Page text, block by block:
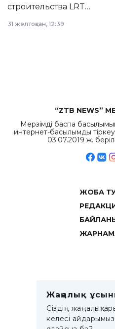
строительства LRT
республиканского
31 желтоқсан, 12:39
“ZTB NEWS”
Мерзімді баспа
интернет-басылымды тіркеу,
03.07.2019 ж.
ЖОБА
Жаңалық
Сіздің
келесі